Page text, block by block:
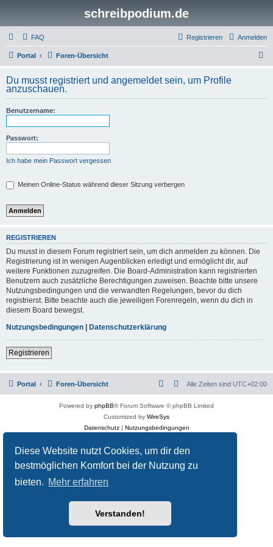
Diese Website nutzt Cookies, um dir den
bestmöglichen Komfort bei der Nutzung zu
bieten. Mehr erfahren
Verstanden!
schreibpodium.de
FAQ Anmelden
Registrieren
Portal Foren-Übersicht
h
Du musst registriert und angemeldet sein, um Profile
anzuschauen.
Benutzername:
Passwort:
Ich habe mein Passwort vergessen
Meinen Online-Status während dieser Sitzung verbergen
REGISTRIEREN
Du musst in diesem Forum registriert sein, um dich anmelden zu können. Die
Registrierung ist in wenigen Augenblicken erledigt und ermöglicht dir, auf
weitere Funktionen zuzugreifen. Die Board-Administration kann registrierten
Benutzern auch zusätzliche Berechtigungen zuweisen. Beachte bitte unsere
Nutzungsbedingungen und die verwandten Regelungen, bevor du dich
registrierst. Bitte beachte auch die jeweiligen Forenregeln, wenn du dich in
diesem Board bewegst.
Nutzungsbedingungen
Datenschutzerklärung
Registrieren
Portal Foren-Übersicht Alle Zeiten sind UTC+02:00
Powered by phpBB® Forum Software © phpBB Limited
Customized by WireSys
Datenschutz| Nutzungsbedingungen